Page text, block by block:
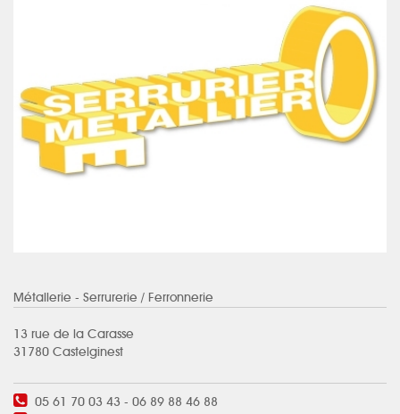
Métallerie - Serrurerie / Ferronnerie
13 rue de la Carasse
31780 Castelginest
05 61 70 03 43 - 06 89 88 46 88